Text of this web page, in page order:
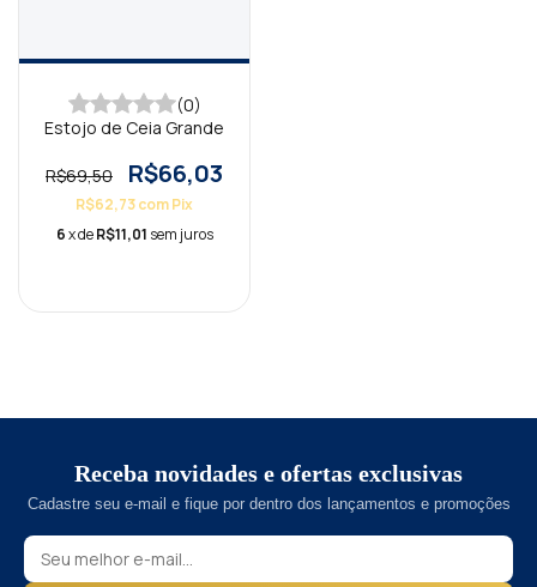
(0)
Estojo de Ceia Grande
R$69,50 R$66,03
R$62,73comPix
6x deR$11,01 sem juros
Receba novidades e ofertas exclusivas
Cadastre seu e-mail e fique por dentro dos lançamentos e promoções